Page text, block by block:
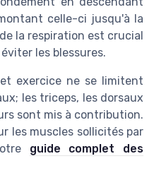
celle-ci jusqu'à la
la respiration est crucial
les blessures.
exercice ne se limitent
les triceps, les dorsaux
sont mis à contribution.
les muscles sollicités par
guide complet des